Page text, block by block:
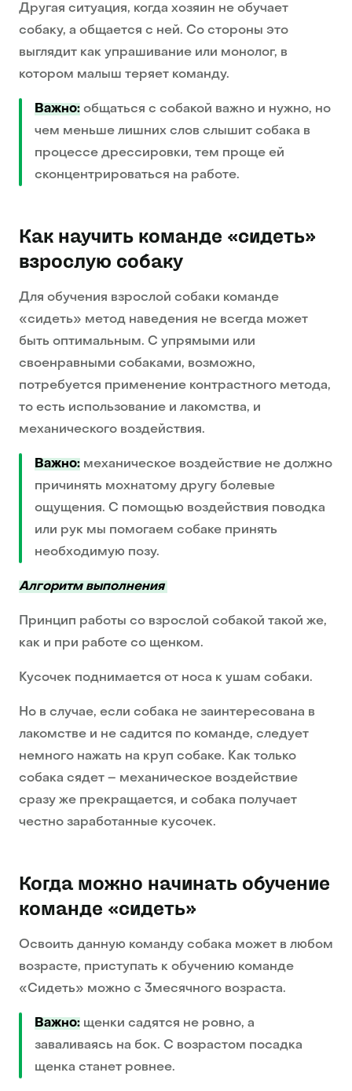
Другая ситуация, когда хозяин не обучает
собаку, а общается с ней. Со стороны это
выглядит как упрашивание или монолог, в
котором малыш теряет команду.
Важно: общаться с собакой важно и нужно, но
чем меньше лишних слов слышит собака в
процессе дрессировки, тем проще ей
сконцентрироваться на работе.
Как научить команде «сидеть»
взрослую собаку
Для обучения взрослой собаки команде
«сидеть» метод наведения не всегда может
быть оптимальным. С упрямыми или
своенравными собаками, возможно,
потребуется применение контрастного метода,
то есть использование и лакомства, и
механического воздействия.
Важно: механическое воздействие не должно
причинять мохнатому другу болевые
ощущения. С помощью воздействия поводка
или рук мы помогаем собаке принять
необходимую позу.
Алгоритм выполнения
Принцип работы со взрослой собакой такой же,
как и при работе со щенком.
Кусочек поднимается от носа к ушам собаки.
Но в случае, если собака не заинтересована в
лакомстве и не садится по команде, следует
немного нажать на круп собаке. Как только
собака сядет – механическое воздействие
сразу же прекращается, и собака получает
честно заработанные кусочек.
Когда можно начинать обучение
команде «сидеть»
Освоить данную команду собака может в любом
возрасте, приступать к обучению команде
«Сидеть» можно с 3месячного возраста.
Важно: щенки садятся не ровно, а
заваливаясь на бок. С возрастом посадка
щенка станет ровнее.